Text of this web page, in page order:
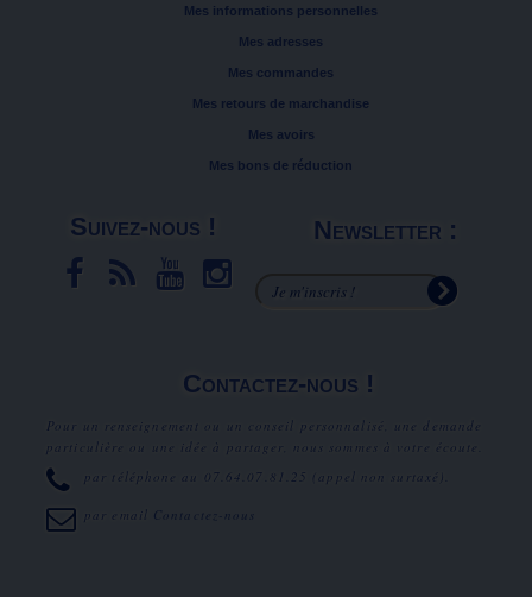
Mes informations personnelles
Mes adresses
Mes commandes
Mes retours de marchandise
Mes avoirs
Mes bons de réduction
Suivez-nous ! Newsletter :
Contactez-nous !
Pour un renseignement ou un conseil personnalisé, une demande
particulière ou une idée à partager, nous sommes à votre écoute.
par téléphone au
07.64.07.81.25 (appel non surtaxé).
par email Contactez-nous